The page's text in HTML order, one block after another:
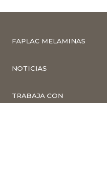
FAPLAC MELAMINAS
NOTICIAS
TRABAJA CON
NOSOTROS